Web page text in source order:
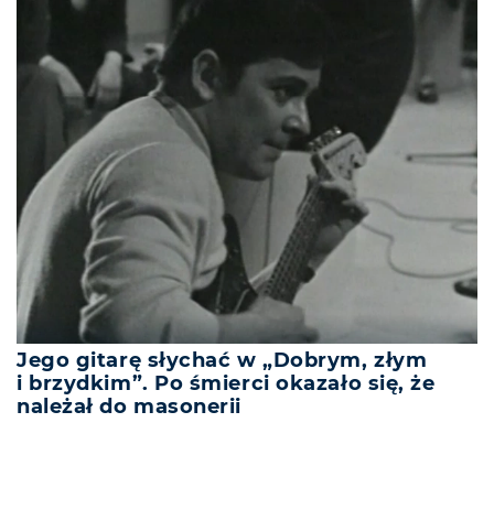
Jego gitarę słychać w „Dobrym, złym
i brzydkim”. Po śmierci okazało się, że
należał do masonerii